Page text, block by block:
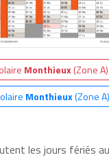
Monthieux(Zone
Monthieux(Zone
les jours